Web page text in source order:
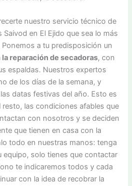
nuestro servicio técnico de
en El Ejido que sea lo más
a tu predisposición un
reparación de secadoras, con
espaldas. Nuestros expertos
de los días de la semana, y
datas festivas del año. Esto es
las condiciones afables que
con nosotros y se deciden
que tienen en casa con la
todo en nuestras manos: tenga
equipo, solo tienes que contactar
te indicaremos todos y cada
con la idea de recobrar la